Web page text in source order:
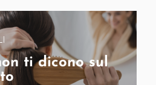
ti dicono sul